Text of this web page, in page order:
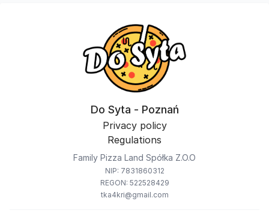
Do Syta - Poznań
Privacy policy
Regulations
Family Pizza Land Spółka Z.O.O
NIP: 7831860312
REGON: 522528429
tka4kri@gmail.com